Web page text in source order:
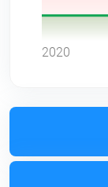
2020